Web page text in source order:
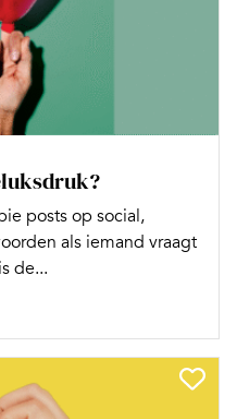
posts op social,
als iemand vraagt
de...